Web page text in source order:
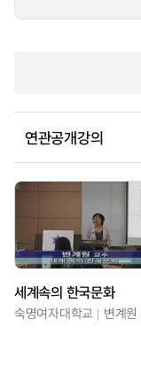
연관공개강의
세계속의 한국문화
숙명여자대학교 변계원